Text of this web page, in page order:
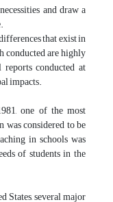
and draw a
that exist in
conducted are highly
conducted at
impacts.
one of the most
was considered to be
in schools was
of students in the
States, several major